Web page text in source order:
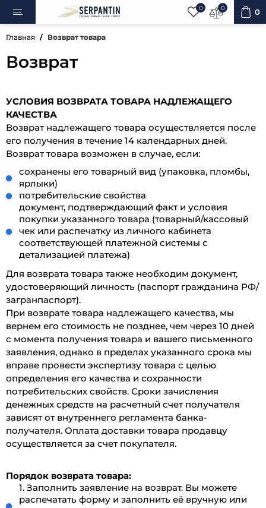
0 0
косметика
0
Главная Возврат товара
Возврат
УСЛОВИЯ ВОЗВРАТА ТОВАРА НАДЛЕЖАЩЕГО
КАЧЕСТВА
Возврат надлежащего товара осуществляется после
его получения в течение 14 календарных дней.
Возврат товара возможен в случае, если:
сохранены его товарный вид (упаковка, пломбы,
ярлыки)
потребительские свойства
документ, подтверждающий факт и условия
покупки указанного товара (товарный/кассовый
чек или распечатку из личного кабинета
соответствующей платежной системы с
детализацией платежа)
Для возврата товара также необходим документ,
удостоверяющий личность (паспорт гражданина РФ/
загранпаспорт).
При возврате товара надлежащего качества, мы
вернем его стоимость не позднее, чем через 10 дней
с момента получения товара и вашего письменного
заявления, однако в пределах указанного срока мы
вправе провести экспертизу товара с целью
определения его качества и сохранности
потребительских свойств. Сроки зачисления
денежных средств на расчетный счет получателя
зависят от внутреннего регламента банка-
получателя. Оплата доставки товара продавцу
осуществляется за счет покупателя.
Порядок возврата товара:
1. Заполнить заявление на возврат. Вы можете
распечатать форму и заполнить её вручную или